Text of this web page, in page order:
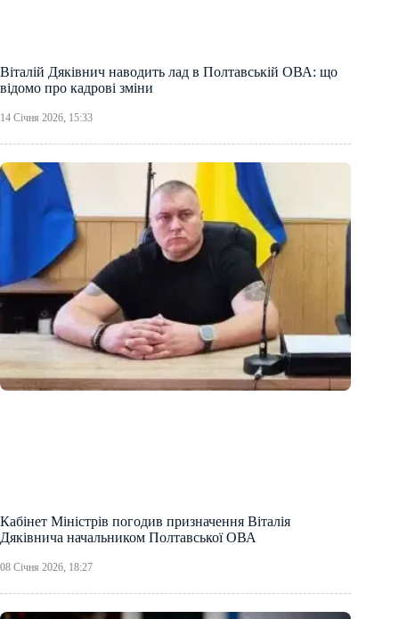
Віталій Дяківнич наводить лад в Полтавській ОВА: що
відомо про кадрові зміни
14 Січня 2026, 15:33
Кабінет Міністрів погодив призначення Віталія
Дяківнича начальником Полтавської ОВА
08 Січня 2026, 18:27